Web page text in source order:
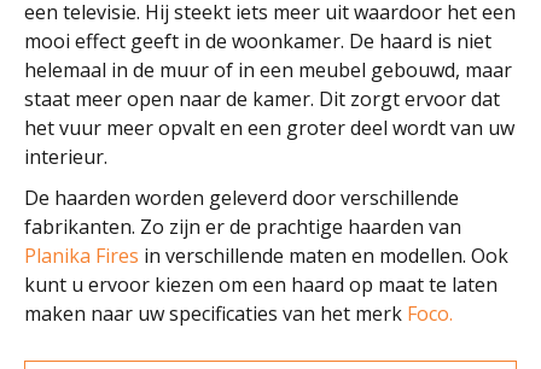
een televisie. Hij steekt iets meer uit waardoor het een
mooi effect geeft in de woonkamer. De haard is niet
helemaal in de muur of in een meubel gebouwd, maar
staat meer open naar de kamer. Dit zorgt ervoor dat
het vuur meer opvalt en een groter deel wordt van uw
interieur.
De haarden worden geleverd door verschillende
fabrikanten. Zo zijn er de prachtige haarden van
Planika Fires in verschillende maten en modellen. Ook
kunt u ervoor kiezen om een haard op maat te laten
maken naar uw specificaties van het merk Foco.